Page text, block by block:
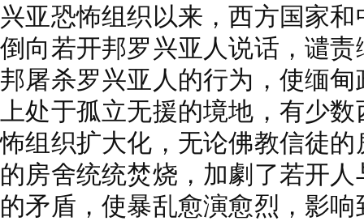
兴亚恐怖组织以来，西方国家
倒向若开邦罗兴亚人说话，谴
邦屠杀罗兴亚人的行为，使缅
上处于孤立无援的境地，有少
怖组织扩大化，无论佛教信徒
的房舍统统焚烧，加劇了若开
的矛盾，使暴乱愈演愈烈，影